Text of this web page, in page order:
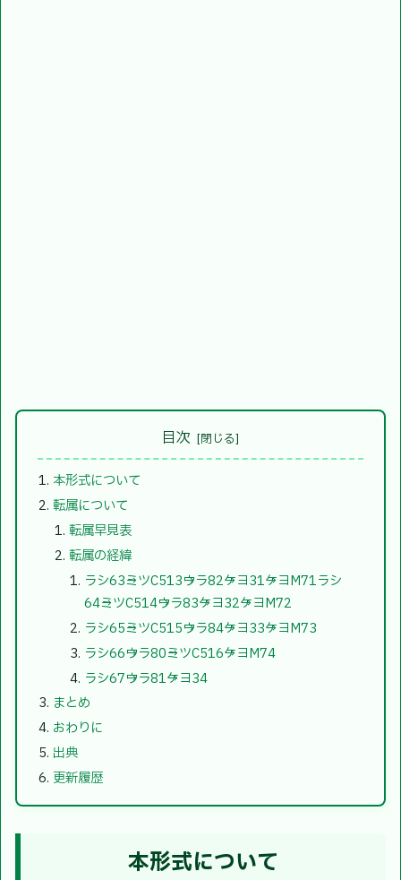
目次
本形式について
転属について
転属早見表
転属の経緯
ラシ63→ミツC513→ウラ82→ケヨ31→ケヨM71ラシ
64→ミツC514→ウラ83→ケヨ32→ケヨM72
ラシ65→ミツC515→ウラ84→ケヨ33→ケヨM73
ラシ66→ウラ80→ミツC516→ケヨM74
ラシ67→ウラ81→ケヨ34
まとめ
おわりに
出典
更新履歴
本形式について